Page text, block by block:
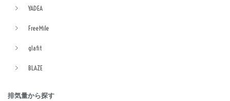
YADEA
FreeMile
glafit
BLAZE
排気量から探す